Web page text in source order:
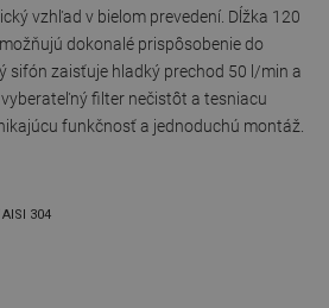
vzhľad v bielom prevedení. Dĺžka 120
dokonalé prispôsobenie do
sifón zaisťuje hladký prechod 50 l/min a
filter nečistôt a tesniacu
funkčnosť a jednoduchú montáž.
304